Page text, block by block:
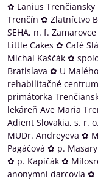
✿ Lanius
Trenčín ✿ Zlatníctvo
SEHA, n. f.
Little Cakes ✿ Café
Michal Kaščák ✿
Bratislava ✿ U
rehabilitačné
primátorka
lekáreň Ave Maria
Adient Slovakia, s. r.
MUDr. Andreyeva ✿
Pagáčová ✿ p.
✿ p. Kapičák ✿
anonymní darcovia ✿